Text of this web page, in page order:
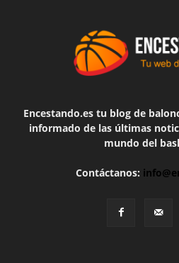
Encestando.es tu blog de
informado de las últimas
mundo del
Contáctanos: